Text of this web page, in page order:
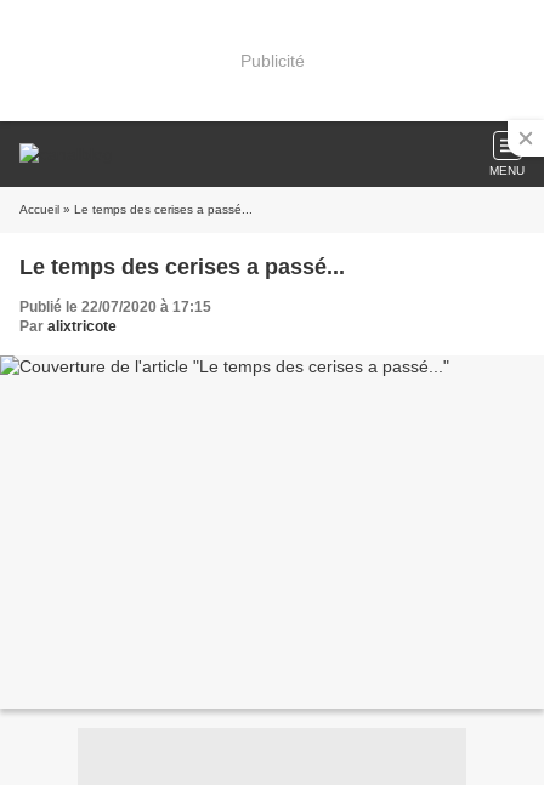
Publicité
MENU
Accueil » Le temps des cerises a passé...
Le temps des cerises a passé...
Publié le 22/07/2020 à 17:15
Par alixtricote